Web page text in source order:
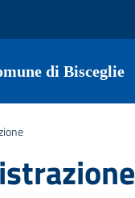
di Bisceglie